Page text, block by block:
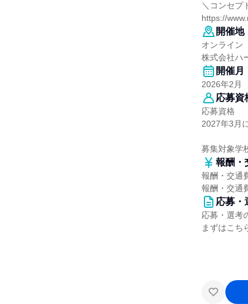
＼コンセプ
https://
開催地
オンライン
株式会社ハ
開催月
2026年2月
応募資
応募資格
2027年3月
募集対象学
報酬・
報酬・交通
報酬・交通
応募・
応募・選考
まずはこち